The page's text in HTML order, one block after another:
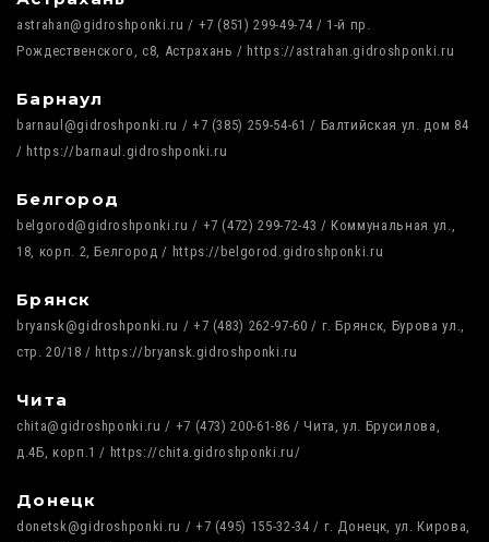
astrahan@gidroshponki.ru / +7 (851) 299-49-74 / 1-й пр.
Рождественского, с8, Астрахань / https://astrahan.gidroshponki.ru
Барнаул
barnaul@gidroshponki.ru / +7 (385) 259-54-61 / Балтийская ул. дом 84
/ https://barnaul.gidroshponki.ru
Белгород
belgorod@gidroshponki.ru / +7 (472) 299-72-43 / Коммунальная ул.,
18, корп. 2, Белгород / https://belgorod.gidroshponki.ru
Брянск
bryansk@gidroshponki.ru / +7 (483) 262-97-60 / г. Брянск, Бурова ул.,
стр. 20/18 / https://bryansk.gidroshponki.ru
Чита
chita@gidroshponki.ru / +7 (473) 200-61-86 / Чита, ул. Брусилова,
д.4Б, корп.1 / https://chita.gidroshponki.ru/
Донецк
donetsk@gidroshponki.ru / +7 (495) 155-32-34 / г. Донецк, ул. Кирова,